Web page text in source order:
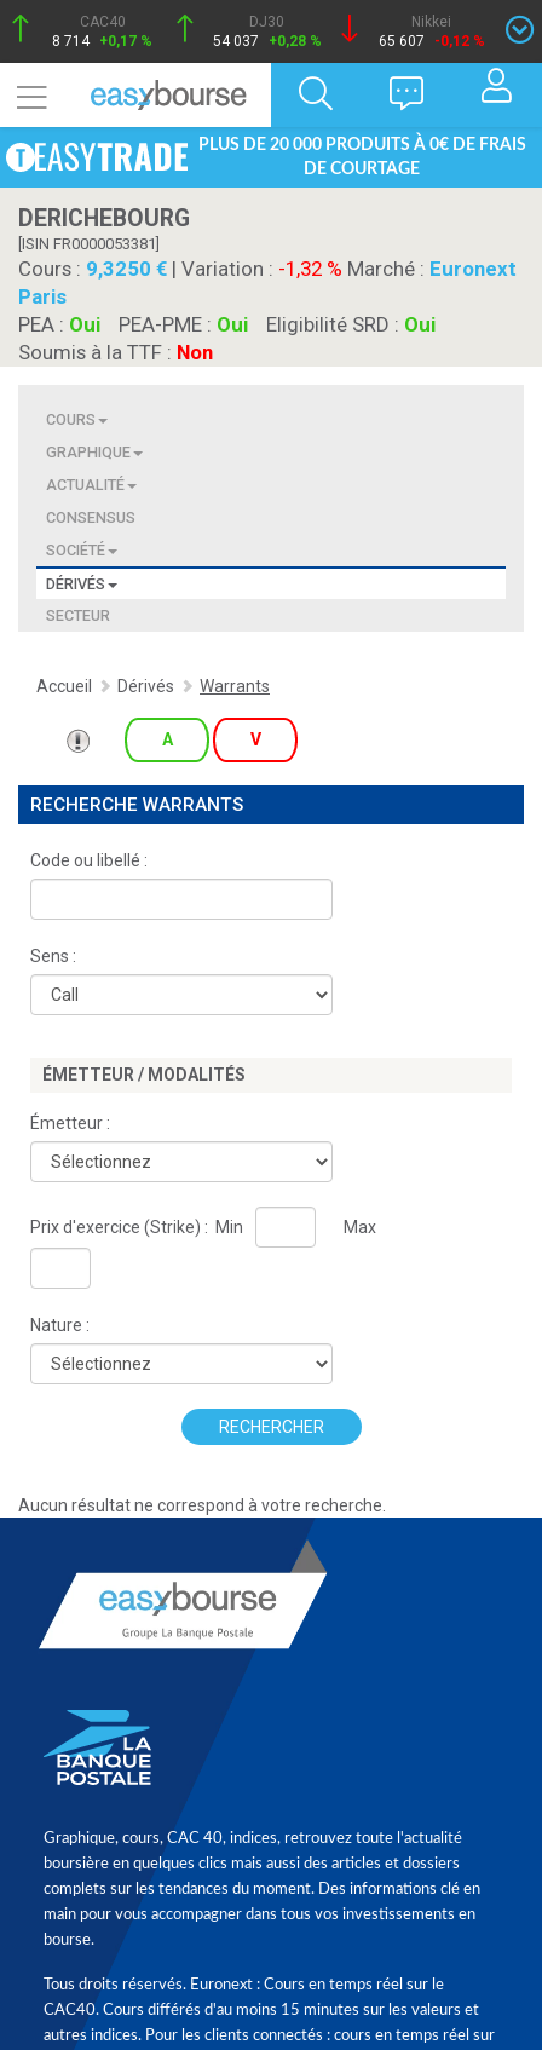
CAC40
8 714 +0,17 %
DJ30
54 037
+0,28 %
Nikkei
65 607
-0,12 %
PLUS DE 20 000 PRODUITS À 0€ DE FRAIS
DE COURTAGE
DERICHEBOURG
[ISIN FR0000053381]
Cours : 9,3250 | Variation : -1,32 % Marché : Euronext
Paris
PEA : Oui PEA-PME : Oui Eligibilité SRD : Oui
Soumis à la TTF : Non
COURS
GRAPHIQUE
ACTUALITÉ
CONSENSUS
SOCIÉTÉ
DÉRIVÉS
SECTEUR
Accueil Dérivés Warrants
A V
RECHERCHE WARRANTS
Code ou libellé :
Sens :
ÉMETTEUR / MODALITÉS
Émetteur :
Prix d'exercice (Strike) : Min Max
Nature :
RECHERCHER
Aucun résultat ne correspond à votre recherche.
Graphique, cours, CAC 40, indices, retrouvez toute l'actualité
boursière en quelques clics mais aussi des articles et dossiers
complets sur les tendances du moment. Des informations clé en
main pour vous accompagner dans tous vos investissements en
bourse.
Tous droits réservés. Euronext : Cours en temps réel sur le
CAC40. Cours différés d'au moins 15 minutes sur les valeurs et
autres indices. Pour les clients connectés : cours en temps réel sur